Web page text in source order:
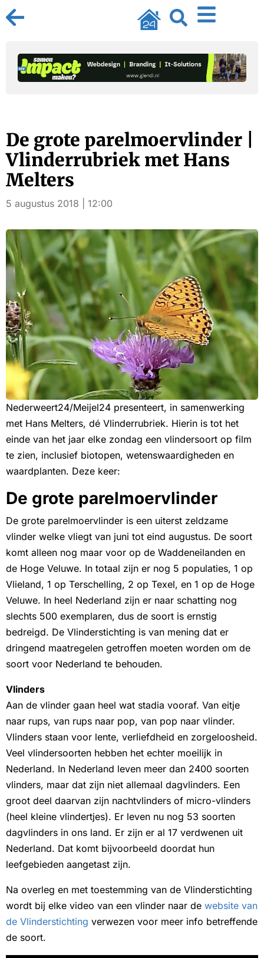
De grote parelmoervlinder |
Vlinderrubriek met Hans
Melters
5 augustus 2018 | 12:00
Nederweert24/Meijel24 presenteert, in samenwerking
met Hans Melters, dé Vlinderrubriek. Hierin is tot het
einde van het jaar elke zondag een vlindersoort op film
te zien, inclusief biotopen, wetenswaardigheden en
waardplanten. Deze keer:
De grote parelmoervlinder
De grote parelmoervlinder is een uiterst zeldzame
vlinder welke vliegt van juni tot eind augustus. De soort
komt alleen nog maar voor op de Waddeneilanden en
de Hoge Veluwe. In totaal zijn er nog 5 populaties, 1 op
Vlieland, 1 op Terschelling, 2 op Texel, en 1 op de Hoge
Veluwe. In heel Nederland zijn er naar schatting nog
slechts 500 exemplaren, dus de soort is ernstig
bedreigd. De Vlinderstichting is van mening dat er
dringend maatregelen getroffen moeten worden om de
soort voor Nederland te behouden.
Vlinders
Aan de vlinder gaan heel wat stadia vooraf. Van eitje
naar rups, van rups naar pop, van pop naar vlinder.
Vlinders staan voor lente, verliefdheid en zorgeloosheid.
Veel vlindersoorten hebben het echter moeilijk in
Nederland. In Nederland leven meer dan 2400 soorten
vlinders, maar dat zijn niet allemaal dagvlinders. Een
groot deel daarvan zijn nachtvlinders of micro-vlinders
(heel kleine vlindertjes). Er leven nu nog 53 soorten
dagvlinders in ons land. Er zijn er al 17 verdwenen uit
Nederland. Dat komt bijvoorbeeld doordat hun
leefgebieden aangetast zijn.
Na overleg en met toestemming van de Vlinderstichting
wordt bij elke video van een vlinder naar de website van
de Vlinderstichting verwezen voor meer info betreffende
de soort.